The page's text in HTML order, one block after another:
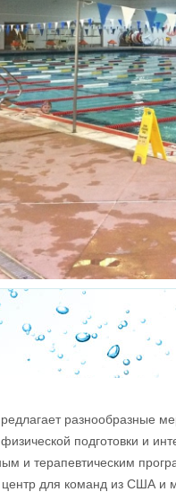
разнообразные
подготовки и
и терапевтическим
центр для команд из США